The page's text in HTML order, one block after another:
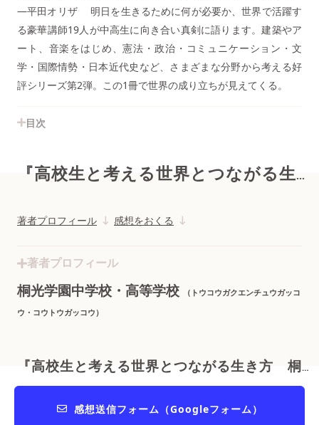
―平田オリザ 明日を生きるために何が必要か、世界で活躍す
る豪華講師19人が中高生に向き合い真剣に語ります。建築やア
ート、音楽をはじめ、憲法・政治・コミュニケーション・文
学・国際情勢・日本近代史など、さまざまな分野から考える好
評シリーズ第2弾。この1冊で世界の成り立ちが見えてくる。
目次
『高校生と考える世界とつながる生き方 桐光学園大学訪問授業』
著者プロフィール 感想をおくる
著者プロフィール
桐光学園中学校・高等学校
（トウコウガクエンチュウガッコ
ウ・コウトウガッコウ）
『高校生と考える世界とつながる生き方 桐光学園大学訪問授業』
感想送信フォーム（Googleフォーム）